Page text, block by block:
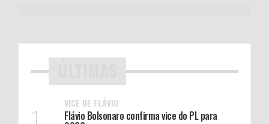
1 VICE DE FLÁVIO
Flávio Bolsonaro confirma vice do PL para